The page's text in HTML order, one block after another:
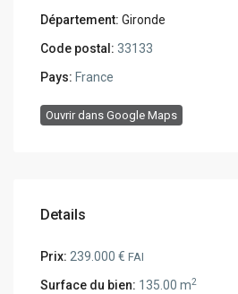
Département: Gironde
Code postal: 33133
Pays: France
Ouvrir dans Google Maps
Details
Prix: 239.000 €FAI
Surface du bien: 135.00 m2